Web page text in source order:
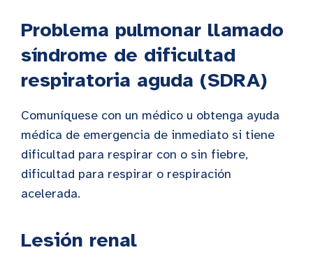
Problema pulmonar llamado
síndrome de dificultad
respiratoria aguda (SDRA)
Comuníquese con un médico u obtenga ayuda
médica de emergencia de inmediato si tiene
dificultad para respirar con o sin fiebre,
dificultad para respirar o respiración
acelerada.
Lesión renal